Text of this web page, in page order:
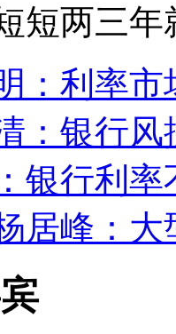
短两三年
：利率
：银行风
银行利
居峰：